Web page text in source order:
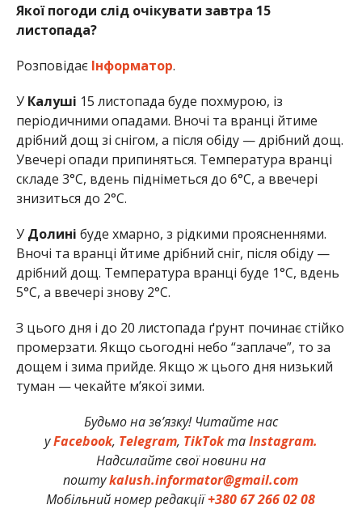
Якої погоди слід очікувати завтра 15
листопада?
Розповідає Інформатор.
У Калуші 15 листопада буде похмурою, із
періодичними опадами. Вночі та вранці йтиме
дрібний дощ зі снігом, а після обіду — дрібний дощ.
Увечері опади припиняться. Температура вранці
складе 3°C, вдень підніметься до 6°C, а ввечері
знизиться до 2°C.
У Долині буде хмарно, з рідкими проясненнями.
Вночі та вранці йтиме дрібний сніг, після обіду —
дрібний дощ. Температура вранці буде 1°C, вдень
5°C, а ввечері знову 2°C.
З цього дня і до 20 листопада ґрунт починає стійко
промерзати. Якщо сьогодні небо “заплаче”, то за
дощем і зима прийде. Якщо ж цього дня низький
туман — чекайте м’якої зими.
Будьмо на зв’язку! Читайте нас
уFacebook, Telegram, TikTokтаInstagram.
Надсилайте свої новини на
поштуkalush.informator@gmail.com
Мобільний номер редакції+380 67 266 02 08